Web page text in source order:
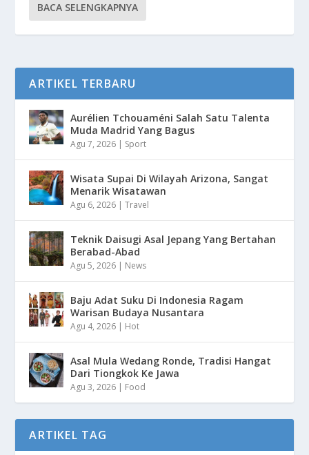
BACA SELENGKAPNYA
ARTIKEL TERBARU
Aurélien Tchouaméni Salah Satu Talenta
Muda Madrid Yang Bagus
Agu 7, 2026 | Sport
Wisata Supai Di Wilayah Arizona, Sangat
Menarik Wisatawan
Agu 6, 2026 |Travel
Teknik Daisugi Asal Jepang Yang Bertahan
Berabad-Abad
Agu 5, 2026 | News
Baju Adat Suku Di Indonesia Ragam
Warisan Budaya Nusantara
Agu 4, 2026 | Hot
Asal Mula Wedang Ronde, Tradisi Hangat
Dari Tiongkok Ke Jawa
Agu 3, 2026 | Food
ARTIKEL TAG